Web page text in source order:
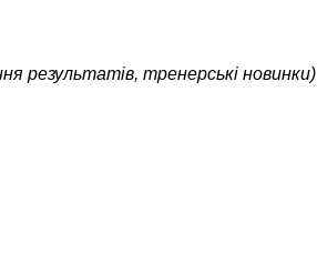
результатів, тренерські новинки)